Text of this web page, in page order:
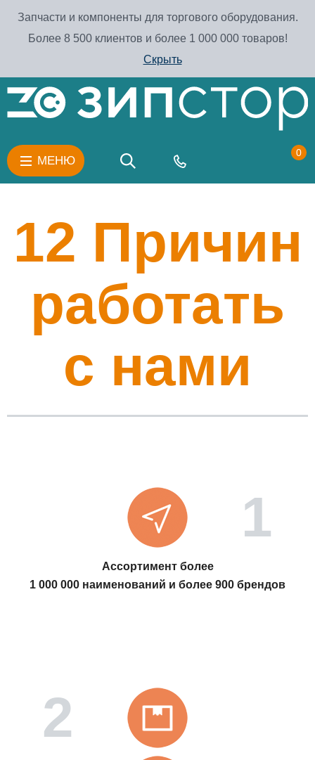
Запчасти и компоненты для торгового оборудования.
Более 8 500 клиентов и более 1 000 000 товаров!
Скрыть
МЕНЮ
0
12 Причин
работать
с нами
Ассортимент более
1 000 000 наименований и более 900 брендов